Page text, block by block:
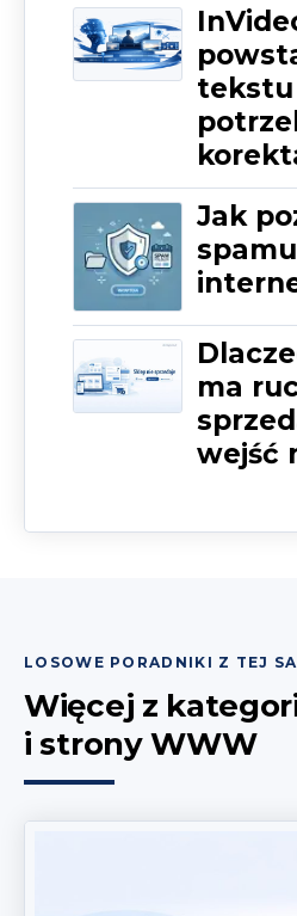
tekstu
Jak
ma
wejść
LOSOWE PORADNIKI Z TEJ
Więcej z
i strony WWW